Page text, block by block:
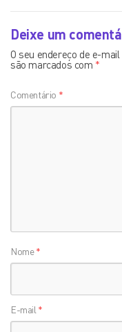
Deixe um
O seu endereço de e-
são marcados com *
Comentário *
Nome*
E-mail *